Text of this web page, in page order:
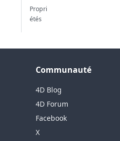
Propri
étés
Communauté
4D Blog
4D Forum
Facebook
X